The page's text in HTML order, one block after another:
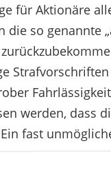
für Aktionäre
so genannte
werden, dass
fast
Anzahl